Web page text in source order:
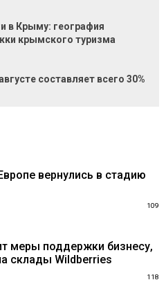
в Крыму: география
крымского туризма
составляет всего 30%
вернулись в стадию
109
меры поддержки бизнесу,
склады Wildberries
118